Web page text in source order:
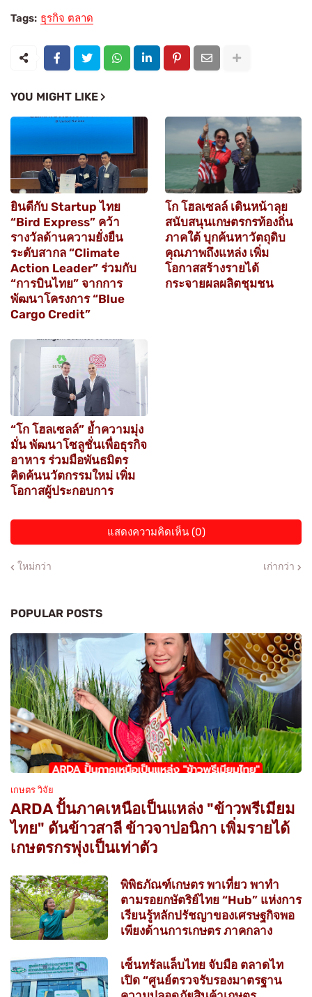
Tags: ธุรกิจ ตลาด
YOU MIGHT LIKE
ยินดีกับ Startup ไทย
“Bird Express” คว้า
รางวัลด้านความยั่งยืน
ระดับสากล “Climate
Action Leader” ร่วมกับ
“การบินไทย” จากการ
พัฒนาโครงการ “Blue
Cargo Credit”
โก โฮลเซลล์ เดินหน้าลุย
สนับสนุนเกษตรกรท้องถิ่น
ภาคใต้ บุกค้นหาวัตถุดิบ
คุณภาพถึงแหล่ง เพิ่ม
โอกาสสร้างรายได้
กระจายผลผลิตชุมชน
“โก โฮลเซลล์” ย้ำความมุ่ง
มั่น พัฒนาโซลูชั่นเพื่อธุรกิจ
อาหาร ร่วมมือพันธมิตร
คิดค้นนวัตกรรมใหม่ เพิ่ม
โอกาสผู้ประกอบการ
แสดงความคิดเห็น (0)
ใหม่กว่า เก่ากว่า
POPULAR POSTS
เกษตร วิจัย
ARDA ปั้นภาคเหนือเป็นแหล่ง "ข้าวพรีเมียม
ไทย" ดันข้าวสาลี ข้าวจาปอนิกา เพิ่มรายได้
เกษตรกรพุ่งเป็นเท่าตัว
พิพิธภัณฑ์เกษตร พาเที่ยว พาทำ
ตามรอยกษัตริย์ไทย “Hub” แห่งการ
เรียนรู้หลักปรัชญาของเศรษฐกิจพอ
เพียงด้านการเกษตร ภาคกลาง
เซ็นทรัลแล็บไทย จับมือ ตลาดไท
เปิด “ศูนย์ตรวจรับรองมาตรฐาน